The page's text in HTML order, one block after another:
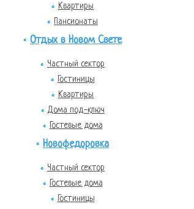
Квартиры
Пансионаты
Отдых в Новом Свете
Частный сектор
Гостиницы
Квартиры
Дома под-ключ
Гостевые дома
Новофедоровка
Частный сектор
Гостевые дома
Гостиницы